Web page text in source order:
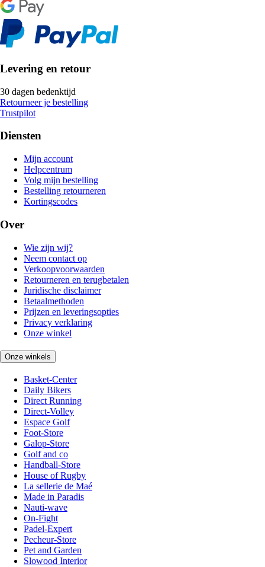
Levering en retour
30 dagen bedenktijd
Retourneer je bestelling
Trustpilot
Diensten
Mijn account
Helpcentrum
Volg mijn bestelling
Bestelling retourneren
Kortingscodes
Over
Wie zijn wij?
Neem contact op
Verkoopvoorwaarden
Retourneren en terugbetalen
Juridische disclaimer
Betaalmethoden
Prijzen en leveringsopties
Privacy verklaring
Onze winkel
Onze winkels
Basket-Center
Daily Bikers
Direct Running
Direct-Volley
Espace Golf
Foot-Store
Galop-Store
Golf and co
Handball-Store
House of Rugby
La sellerie de Maé
Made in Paradis
Nauti-wave
On-Fight
Padel-Expert
Pecheur-Store
Pet and Garden
Slowood Interior